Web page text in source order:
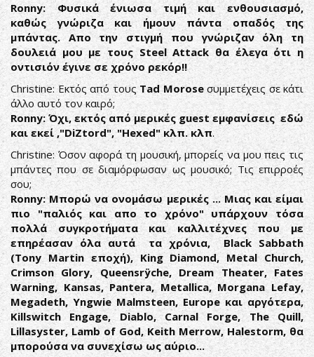
Ronny: Φυσικά ένιωσα τιμή και ενθουσιασμό,
καθώς γνώριζα και ήμουν πάντα οπαδός της
μπάντας. Απο την στιγμή που γνώριζαν όλη τη
δουλειά μου με τους Steel Attack θα έλεγα ότι η
οντισιόν έγινε σε χρόνο ρεκόρ!!
Christine: Εκτός από τους Tad Moroseσυμμετέχεις σε κάτι
άλλο αυτό τον καιρό;
Ronny: Όχι, εκτός από μερικές guest εμφανίσεις εδώ
και εκεί ,"DiZtord", "Hexed" κλπ. κλπ.
Christine: Όσον αφορά τη μουσική, μπορείς να μου πεις τις
μπάντες που σε διαμόρφωσαν ως μουσικό; Τις επιρροές
σου;
Ronny: Μπορώ να ονομάσω μερικές ... Μιας και είμαι
πιο "παλιός και απο το χρόνο" υπάρχουν τόσα
πολλά συγκροτήματα και καλλιτέχνες που με
επηρέασαν όλα αυτά τα χρόνια, Black Sabbath
(Tony Martin εποχή), King Diamond, Metal Church,
Crimson Glory, Queensrÿche, Dream Theater, Fates
Warning, Kansas, Pantera, Metallica, Morgana Lefay,
Megadeth, Yngwie Malmsteen, Europe και αργότερα,
Killswitch Engage, Diablo, Carnal Forge, The Quill,
Lillasyster, Lamb of God, Keith Merrow, Halestorm, θα
μπορούσα να συνεχίσω ως αύριο...